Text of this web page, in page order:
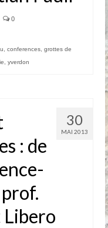
0
, conferences, grottes de
, yverdon
30
MAI 2013
: de